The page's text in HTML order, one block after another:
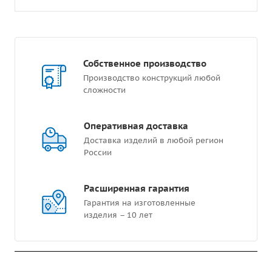
Собственное производство
Производство конструкций любой
сложности
Оперативная доставка
Доставка изделий в любой регион
России
Расширенная гарантия
Гарантия на изготовленные
изделия – 10 лет